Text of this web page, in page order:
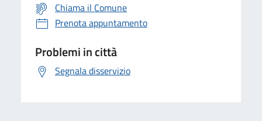
Chiama il Comune
Prenota appuntamento
Problemi in città
Segnala disservizio